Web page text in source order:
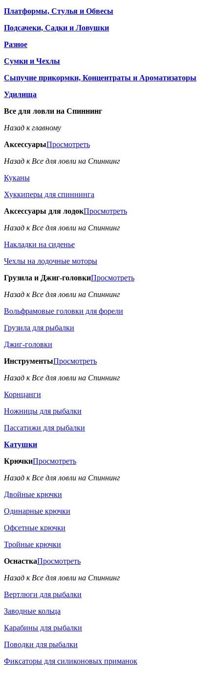
Платформы, Стулья и Обвесы
Подсачеки, Садки и Ловушки
Разное
Сумки и Чехлы
Сыпучие прикормки, Концентраты и Ароматизаторы
Удилища
Все для ловли на Спиннинг
Назад к главному
АксессуарыПросмотреть
Назад к Все для ловли на Спиннинг
Куканы
Хуккиперы для спиннинга
Аксессуары для лодокПросмотреть
Назад к Все для ловли на Спиннинг
Накладки на сиденье
Чехлы на лодочные моторы
Грузила и Джиг-головкиПросмотреть
Назад к Все для ловли на Спиннинг
Вольфрамовые головки для форели
Грузила для рыбалки
Джиг-головки
ИнструментыПросмотреть
Назад к Все для ловли на Спиннинг
Корнцанги
Ножницы для рыбалки
Пассатижи для рыбалки
Катушки
КрючкиПросмотреть
Назад к Все для ловли на Спиннинг
Двойные крючки
Одинарные крючки
Офсетные крючки
Тройные крючки
ОснасткаПросмотреть
Назад к Все для ловли на Спиннинг
Вертлюги для рыбалки
Заводные кольца
Карабины для рыбалки
Поводки для рыбалки
Фиксаторы для силиконовых приманок